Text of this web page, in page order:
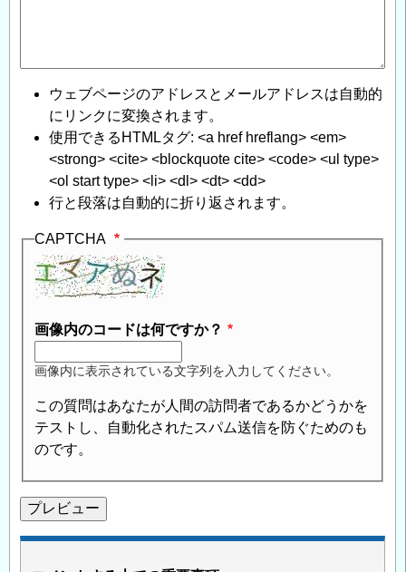
ウェブページのアドレスとメールアドレスは自動的
にリンクに変換されます。
使用できるHTMLタグ: <a href hreflang> <em>
<strong> <cite> <blockquote cite> <code> <ul type>
<ol start type> <li> <dl> <dt> <dd>
行と段落は自動的に折り返されます。
CAPTCHA
画像内のコードは何ですか？
画像内に表示されている文字列を入力してください。
この質問はあなたが人間の訪問者であるかどうかを
テストし、自動化されたスパム送信を防ぐためのも
のです。